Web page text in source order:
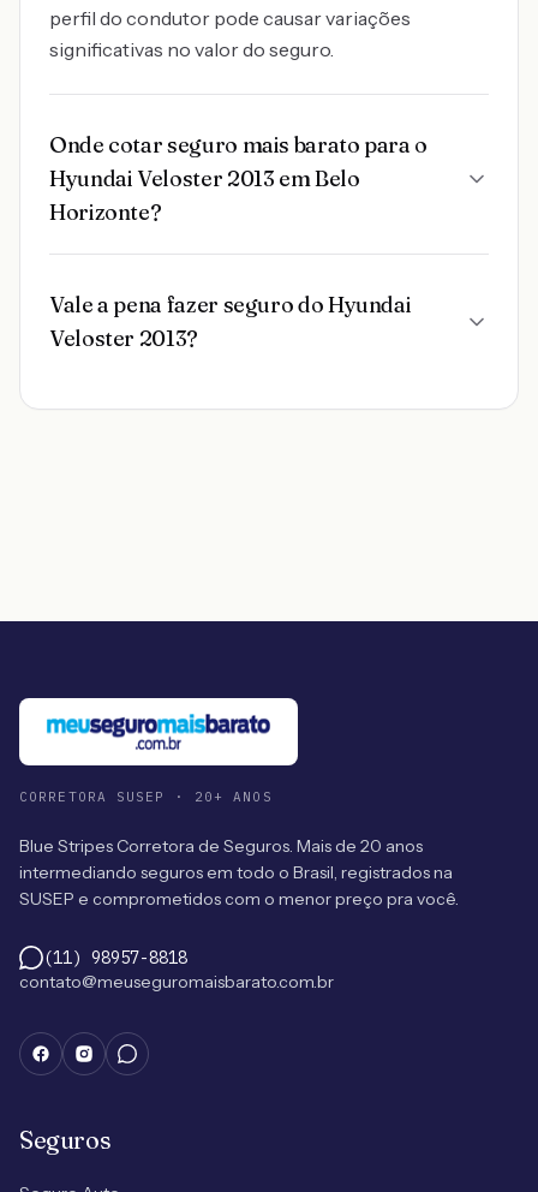
perfil do condutor pode causar variações
significativas no valor do seguro.
Onde cotar seguro mais barato para o
Hyundai Veloster 2013 em Belo
Horizonte?
Vale a pena fazer seguro do Hyundai
Veloster 2013?
CORRETORA SUSEP · 20+ ANOS
Blue Stripes Corretora de Seguros. Mais de 20 anos
intermediando seguros em todo o Brasil, registrados na
SUSEP e comprometidos com o menor preço pra você.
(11) 98957-8818
contato@meuseguromaisbarato.com.br
Seguros